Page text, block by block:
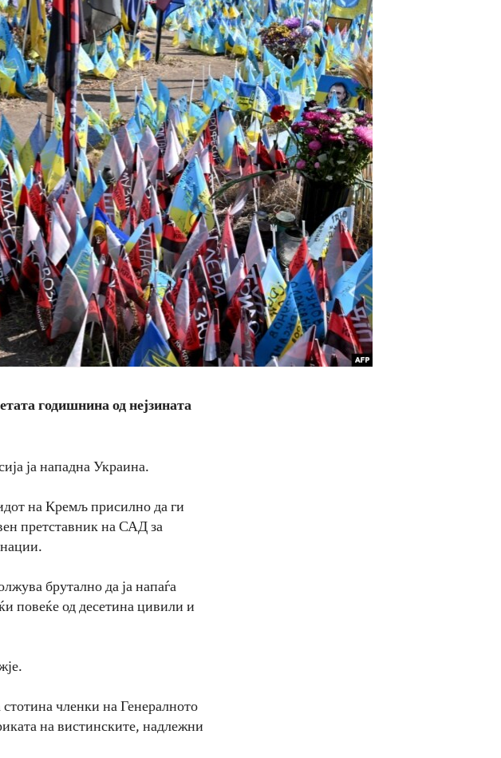
годишнина од нејзината
ја нападна Украина.
на Кремљ присилно да ги
претставник на САД за
брутално да ја напаѓа
повеќе од десетина цивили и
членки на Генералното
на вистинските, надлежни